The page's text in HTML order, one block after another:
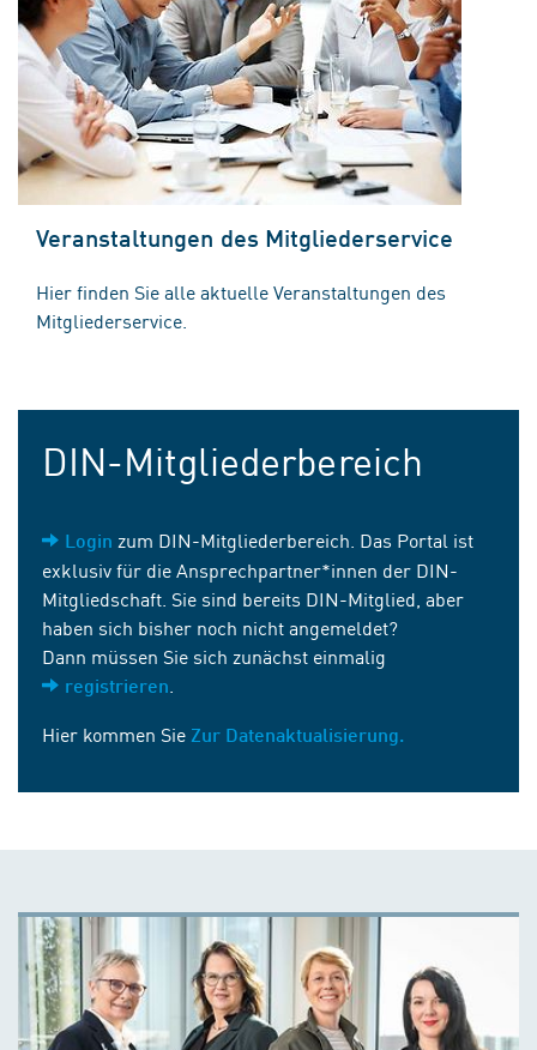
Veranstaltungen des Mitgliederservice
Hier finden Sie alle aktuelle Veranstaltungen des
Mitgliederservice.
DIN-Mitgliederbereich
Login zum DIN-Mitgliederbereich. Das Portal ist
exklusiv für die Ansprechpartner*innen der DIN-
Mitgliedschaft. Sie sind bereits DIN-Mitglied, aber
haben sich bisher noch nicht angemeldet?
Dann müssen Sie sich zunächst einmalig
registrieren
Hier kommen Sie Zur Datenaktualisierung.